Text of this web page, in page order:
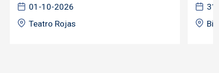
01-10-2026
Teatro Rojas